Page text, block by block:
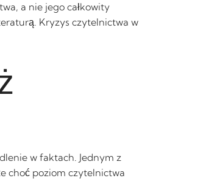
a nie jego całkowity
Kryzys czytelnictwa w
w faktach. Jednym z
choć poziom czytelnictwa